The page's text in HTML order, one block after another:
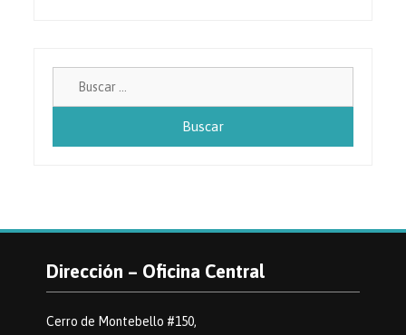
Dirección – Oficina Central
Cerro de Montebello #150,